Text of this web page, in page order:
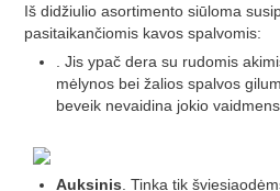
Iš didžiulio asortimento siūloma
pasitaikančiomis kavos spalvomis:
. Jis ypač dera su rudomis
mėlynos bei žalios spalvos
beveik nevaidina jokio vaidmens.
Auksinis . Tinka tik